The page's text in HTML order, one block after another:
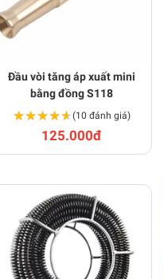
Đầu vòi tăng áp xuất mini
bằng đồng S118
★★★★★
★★★★★(10 đánh giá)
125.000đ